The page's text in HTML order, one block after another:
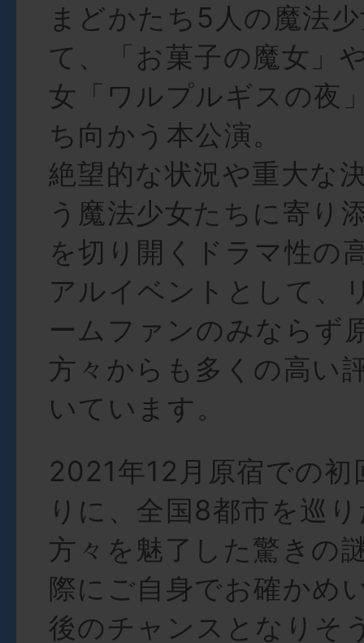
まどかたち5人の魔法
て、「お菓子の魔女」
女「ワルプルギスの夜
ち向かう本公演。
絶望的な状況や重大な
う魔法少女たちに寄り
を切り開くドラマ性の
アルイベントとして、
ームファンのみならず
方々からも多くの高い
いています。
2021年12月原宿での初
りに、全国8都市を巡
方々を魅了した驚きの
際にご自身でお確かめ
後のチャンスとなりそ